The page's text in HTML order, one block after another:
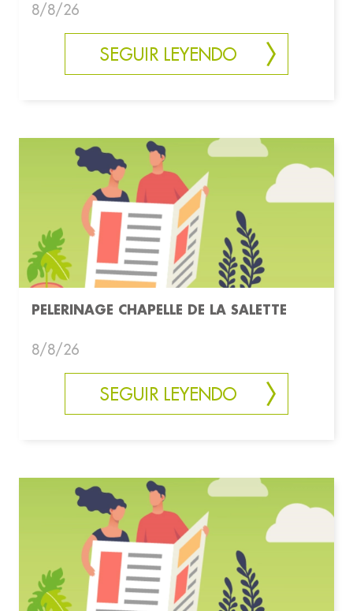
8/8/26
SEGUIR LEYENDO
PELERINAGE CHAPELLE DE LA SALETTE
8/8/26
SEGUIR LEYENDO